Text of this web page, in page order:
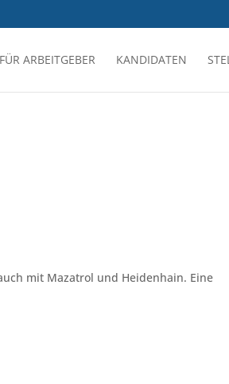
FÜR ARBEITGEBER KANDIDATEN
mit Mazatrol und Heidenhain. Eine